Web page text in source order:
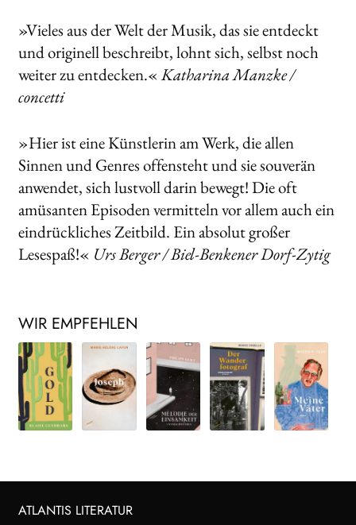
»Vieles aus der Welt der Musik, das sie entdeckt
und originell beschreibt, lohnt sich, selbst noch
weiter zu entdecken.«Katharina Manzke /
concetti
»Hier ist eine Künstlerin am Werk, die allen
Sinnen und Genres offensteht und sie souverän
anwendet, sich lustvoll darin bewegt! Die oft
amüsanten Episoden vermitteln vor allem auch ein
eindrückliches Zeitbild. Ein absolut großer
Lesespaß!« Urs Berger / Biel-Benkener Dorf-Zytig
WIR EMPFEHLEN
ATLANTIS LITERATUR